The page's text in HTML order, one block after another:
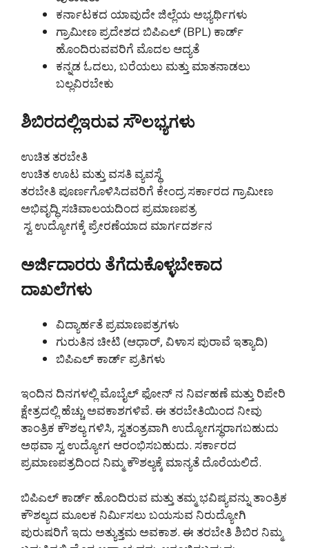
ಕರ್ನಾಟಕದ ಯಾವುದೇ ಜಿಲ್ಲೆಯ ಅಭ್ಯರ್ಥಿಗಳು
ಗ್ರಾಮೀಣ ಪ್ರದೇಶದ ಬಿಪಿಎಲ್ (BPL) ಕಾರ್ಡ್
ಹೊಂದಿರುವವರಿಗೆ ಮೊದಲ ಆದ್ಯತೆ
ಕನ್ನಡ ಓದಲು, ಬರೆಯಲು ಮತ್ತು ಮಾತನಾಡಲು
ಬಲ್ಲವಿರಬೇಕು
ಶಿಬಿರದಲ್ಲಿಇರುವ ಸೌಲಭ್ಯಗಳು
ಉಚಿತ ತರಬೇತಿ
ಉಚಿತ ಊಟ ಮತ್ತು ವಸತಿ ವ್ಯವಸ್ಥೆ
ತರಬೇತಿ ಪೂರ್ಣಗೊಳಿಸಿದವರಿಗೆ ಕೇಂದ್ರ ಸರ್ಕಾರದ ಗ್ರಾಮೀಣ
ಅಭಿವೃದ್ಧಿ ಸಚಿವಾಲಯದಿಂದ ಪ್ರಮಾಣಪತ್ರ
ಸ್ವ ಉದ್ಯೋಗಕ್ಕೆ ಪ್ರೇರಣೆಯಾದ ಮಾರ್ಗದರ್ಶನ
ಅರ್ಜಿದಾರರು ತೆಗೆದುಕೊಳ್ಳಬೇಕಾದ
ದಾಖಲೆಗಳು
ವಿದ್ಯಾರ್ಹತೆ ಪ್ರಮಾಣಪತ್ರಗಳು
ಗುರುತಿನ ಚೀಟಿ (ಆಧಾರ್, ವಿಳಾಸ ಪುರಾವೆ ಇತ್ಯಾದಿ)
ಬಿಪಿಎಲ್ ಕಾರ್ಡ್ ಪ್ರತಿಗಳು
ಇಂದಿನ ದಿನಗಳಲ್ಲಿ ಮೊಬೈಲ್ ಫೋನ್ ನ ನಿರ್ವಹಣೆ ಮತ್ತು ರಿಪೇರಿ
ಕ್ಷೇತ್ರದಲ್ಲಿ ಹೆಚ್ಚು ಅವಕಾಶಗಳಿವೆ. ಈ ತರಬೇತಿಯಿಂದ ನೀವು
ತಾಂತ್ರಿಕ ಕೌಶಲ್ಯ ಗಳಿಸಿ, ಸ್ವತಂತ್ರವಾಗಿ ಉದ್ಯೋಗಸ್ಥರಾಗಬಹುದು
ಅಥವಾ ಸ್ವ ಉದ್ಯೋಗ ಆರಂಭಿಸಬಹುದು. ಸರ್ಕಾರದ
ಪ್ರಮಾಣಪತ್ರದಿಂದ ನಿಮ್ಮ ಕೌಶಲ್ಯಕ್ಕೆ ಮಾನ್ಯತೆ ದೊರೆಯಲಿದೆ.
ಬಿಪಿಎಲ್ ಕಾರ್ಡ್ ಹೊಂದಿರುವ ಮತ್ತು ತಮ್ಮ ಭವಿಷ್ಯವನ್ನು ತಾಂತ್ರಿಕ
ಕೌಶಲ್ಯದ ಮೂಲಕ ನಿರ್ಮಿಸಲು ಬಯಸುವ ನಿರುದ್ಯೋಗಿ
ಪುರುಷರಿಗೆ ಇದು ಅತ್ಯುತ್ತಮ ಅವಕಾಶ. ಈ ತರಬೇತಿ ಶಿಬಿರ ನಿಮ್ಮ